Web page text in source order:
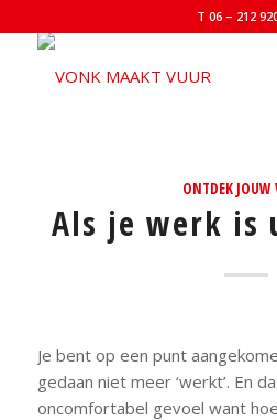
T 06 – 212
ONTDEK JOUW
Als je werk is
Je bent op een punt
gedaan niet meer ‘werkt’. En
oncomfortabel gevoel want